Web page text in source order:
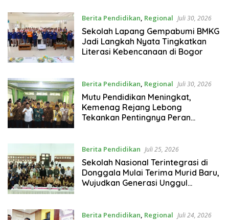
Berita Pendidikan, Regional Juli 30, 2026
Sekolah Lapang Gempabumi BMKG
Jadi Langkah Nyata Tingkatkan
Literasi Kebencanaan di Bogor
Berita Pendidikan, Regional Juli 30, 2026
Mutu Pendidikan Meningkat,
Kemenag Rejang Lebong
Tekankan Pentingnya Peran
Berita Pendidikan Juli 25, 2026
Sekolah Nasional Terintegrasi di
Donggala Mulai Terima Murid Baru,
Wujudkan Generasi Unggul
Berita Pendidikan, Regional Juli 24, 2026